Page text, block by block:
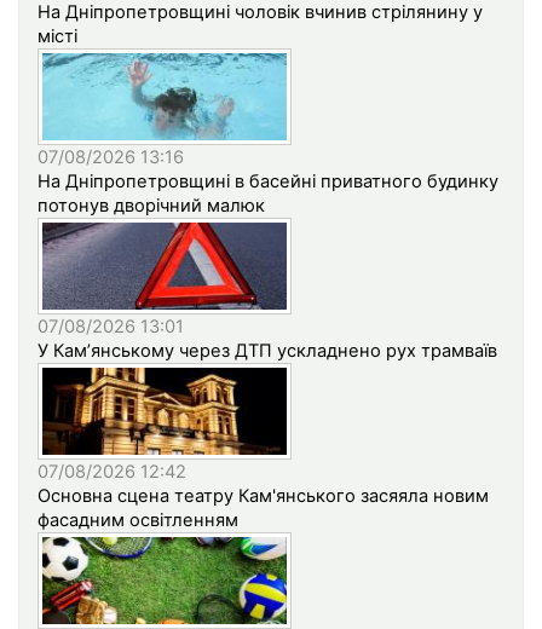
На Дніпропетровщині чоловік вчинив стрілянину у
місті
07/08/2026 13:16
На Дніпропетровщині в басейні приватного будинку
потонув дворічний малюк
07/08/2026 13:01
У Кам’янському через ДТП ускладнено рух трамваїв
07/08/2026 12:42
Основна сцена театру Кам'янського засяяла новим
фасадним освітленням